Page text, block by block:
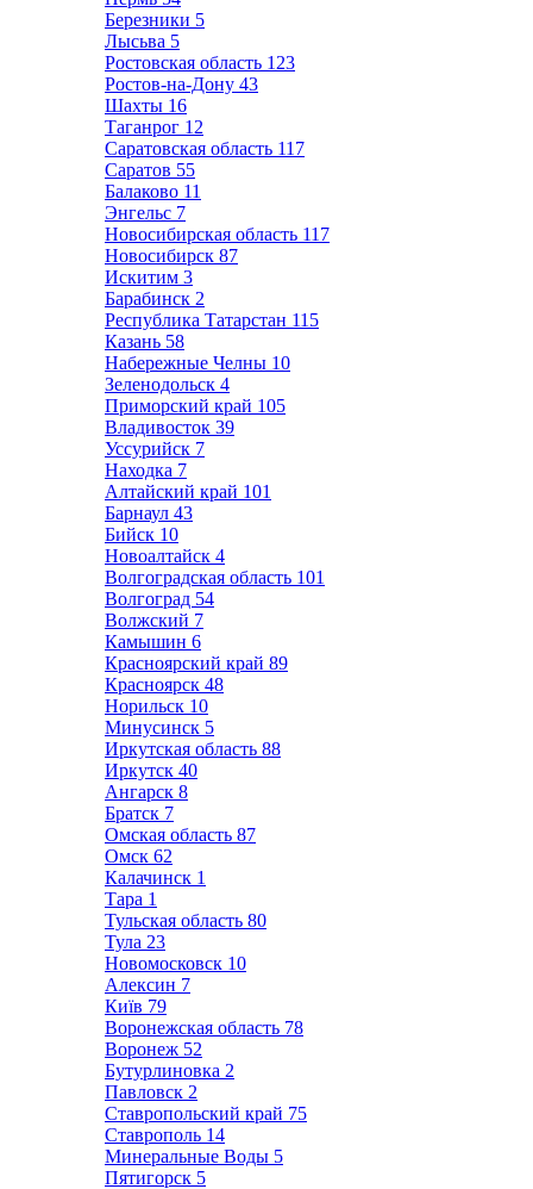
Березники 5
Лысьва 5
Ростовская область 123
Ростов-на-Дону 43
Шахты 16
Таганрог 12
Саратовская область 117
Саратов 55
Балаково 11
Энгельс 7
Новосибирская область 117
Новосибирск 87
Искитим 3
Барабинск 2
Республика Татарстан 115
Казань 58
Набережные Челны 10
Зеленодольск 4
Приморский край 105
Владивосток 39
Уссурийск 7
Находка 7
Алтайский край 101
Барнаул 43
Бийск 10
Новоалтайск 4
Волгоградская область 101
Волгоград 54
Волжский 7
Камышин 6
Красноярский край 89
Красноярск 48
Норильск 10
Минусинск 5
Иркутская область 88
Иркутск 40
Ангарск 8
Братск 7
Омская область 87
Омск 62
Калачинск 1
Тара 1
Тульская область 80
Тула 23
Новомосковск 10
Алексин 7
Київ 79
Воронежская область 78
Воронеж 52
Бутурлиновка 2
Павловск 2
Ставропольский край 75
Ставрополь 14
Минеральные Воды 5
Пятигорск 5